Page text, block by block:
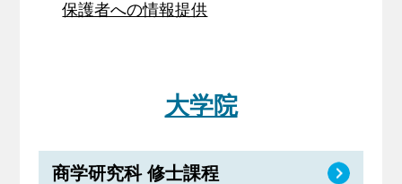
保護者への情報提供
大学院
商学研究科 修士課程